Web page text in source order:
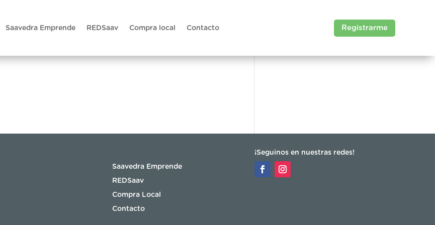
Saavedra Emprende REDSaav Compra local Contacto Registrarme
Saavedra Emprende
REDSaav
Compra Local
Contacto
¡Seguinos en nuestras redes!